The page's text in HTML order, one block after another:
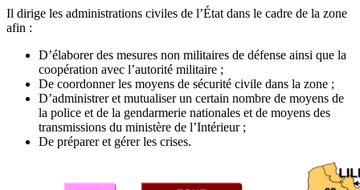
Il dirige les administrations civiles de l’État dans le cadre de la zone
afin :
D’élaborer des mesures non militaires de défense ainsi que la
coopération avec l’autorité militaire ;
De coordonner les moyens de sécurité civile dans la zone ;
D’administrer et mutualiser un certain nombre de moyens de
la police et de la gendarmerie nationales et de moyens des
transmissions du ministère de l’Intérieur ;
De préparer et gérer les crises.